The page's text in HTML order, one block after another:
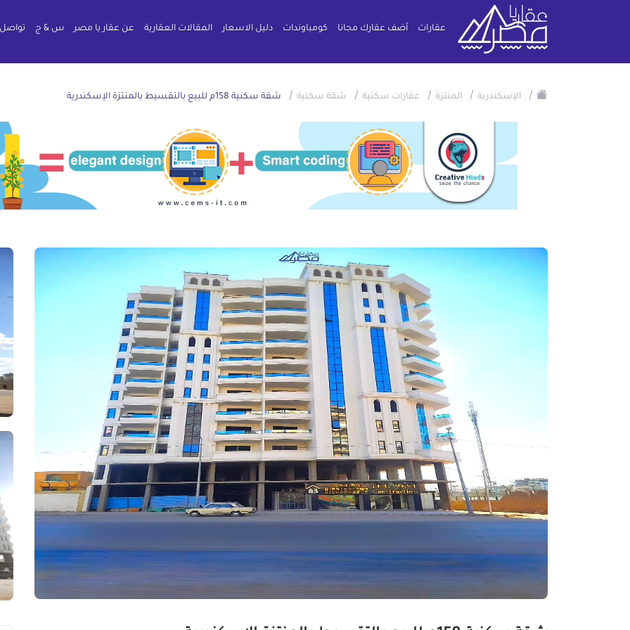
عقارات أضف عقارك مجانا كومباوندات دليل الاسعار المقالات العقارية عن عقار يا مصر س & ج
/ الإسكندرية / المنتزة / عقارات سكنية / شقة سكنية / شقة سكنية 158م للبيع بالتقسيط بالمنتزة الإسكندرية